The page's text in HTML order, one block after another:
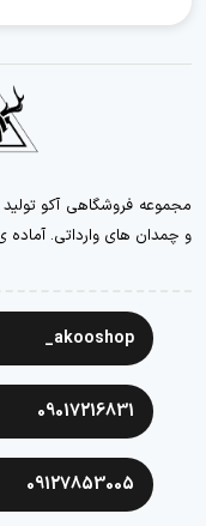
مجموعه فروشگاهی آکو
و چمدان های وارداتی.
akooshop_
09017216831
09127853005